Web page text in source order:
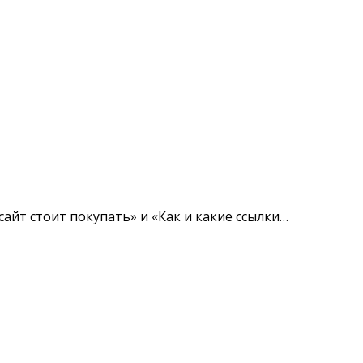
стоит покупать» и «Как и какие ссылки…